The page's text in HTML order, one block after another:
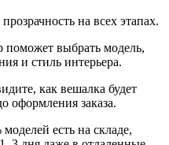
на всех этапах.
выбрать модель,
и стиль интерьера.
как вешалка будет
оформления заказа.
есть на складе,